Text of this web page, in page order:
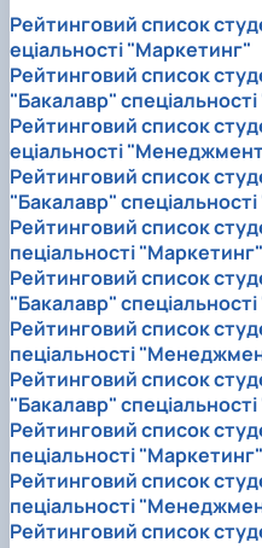
Рейтинговий список
еціальності "Маркетинг"
Рейтинговий список
"Бакалавр"
Рейтинговий список
еціальності
Рейтинговий список
"Бакалавр"
Рейтинговий список
пеціальності "Маркетинг"
Рейтинговий список
"Бакалавр"
Рейтинговий список
пеціальності
Рейтинговий список
"Бакалавр"
Рейтинговий список
пеціальності "Маркетинг"
Рейтинговий список
пеціальності
Рейтинговий список